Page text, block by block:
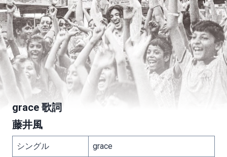
grace 歌詞
藤井風
シングル grace